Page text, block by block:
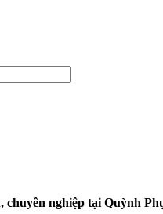
chuyên nghiệp tại Quỳnh